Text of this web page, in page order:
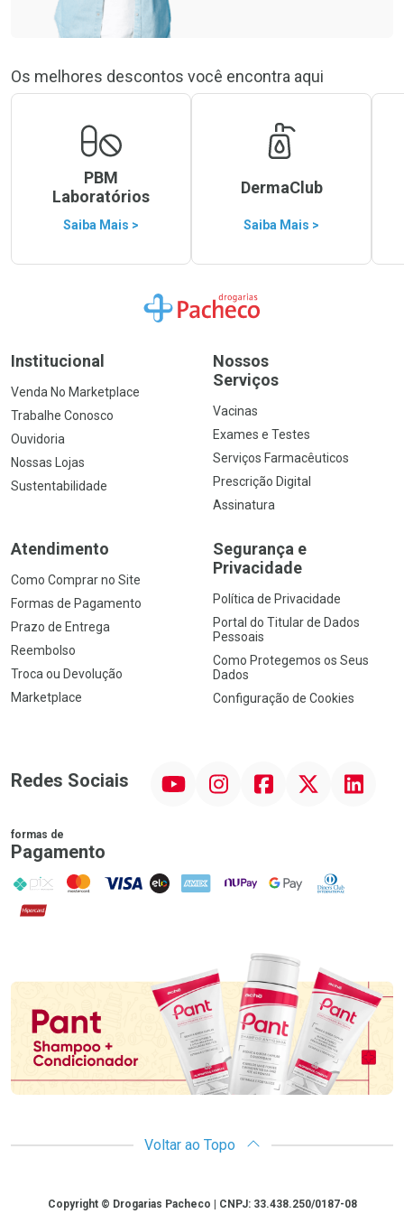
Os melhores descontos você encontra aqui
PBM
Laboratórios
Saiba Mais >
DermaClub
Saiba Mais >
Ir para a Home
Institucional
Venda No Marketplace
Trabalhe Conosco
Ouvidoria
Nossas Lojas
Sustentabilidade
Nossos
Serviços
Vacinas
Exames e Testes
Serviços Farmacêuticos
Prescrição Digital
Assinatura
Atendimento
Como Comprar no Site
Formas de Pagamento
Prazo de Entrega
Reembolso
Troca ou Devolução
Marketplace
Segurança e
Privacidade
Política de Privacidade
Portal do Titular de Dados
Pessoais
Como Protegemos os Seus
Dados
Configuração de Cookies
Redes Sociais InstagramFacebook Linkedin
formas de
Pagamento
PIX MasterCard
VISA ELO AMEX NuPay Google PayDiners Club
Hipercard
Voltar ao Topo
CopyrightCopyright © Drogarias Pacheco | CNPJ: 33.438.250/0187-08